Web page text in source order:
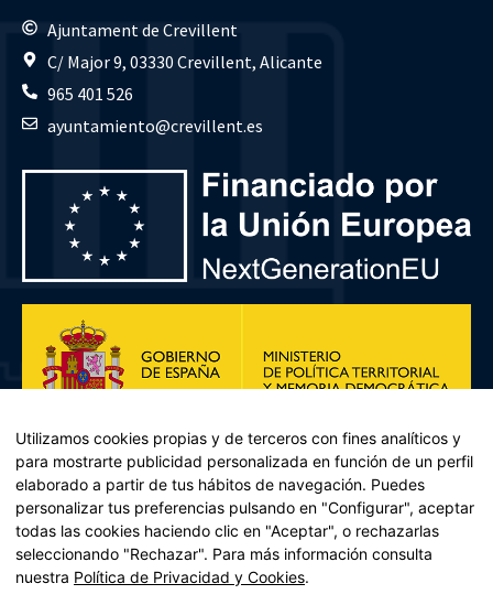
Ajuntament de Crevillent
C/ Major 9, 03330 Crevillent, Alicante
965 401 526
ayuntamiento@crevillent.es
Plan de Recuperación, Transformación y Resiliencia – Financiado por
Utilizamos cookies propias y de terceros con fines analíticos y
para mostrarte publicidad personalizada en función de un perfil
elaborado a partir de tus hábitos de navegación. Puedes
personalizar tus preferencias pulsando en "Configurar", aceptar
todas las cookies haciendo clic en "Aceptar", o rechazarlas
seleccionando "Rechazar". Para más información consulta
nuestra Política de Privacidad y Cookies.